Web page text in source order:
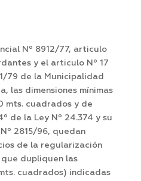
Nº 8912/77, articulo
y el articulo Nº 17
79 de la Municipalidad
las dimensiones mínimas
mts. cuadrados y de
de la Ley Nº 24.374 y su
2815/96, quedan
de la regularización
dupliquen las
cuadrados) indicadas